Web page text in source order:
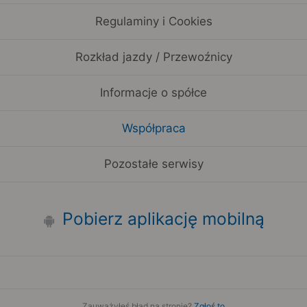
Regulaminy i Cookies
Rozkład jazdy / Przewoźnicy
Informacje o spółce
Współpraca
Pozostałe serwisy
Pobierz aplikację mobilną